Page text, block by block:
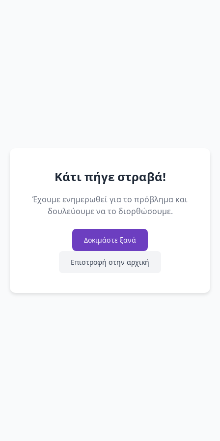
Κάτι πήγε στραβά!
Έχουμε ενημερωθεί για το πρόβλημα και
δουλεύουμε να το διορθώσουμε.
Δοκιμάστε ξανά
Επιστροφή στην αρχική